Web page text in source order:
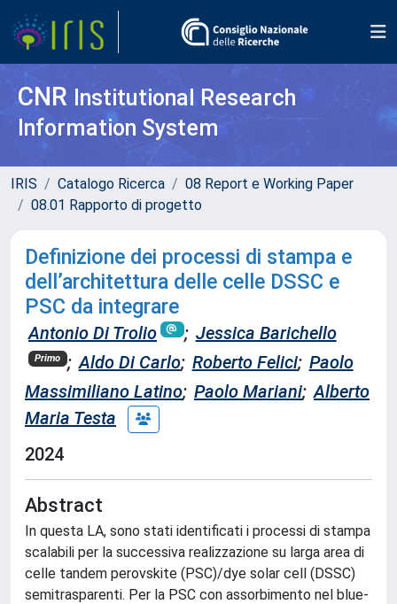
CNR Institutional Research
Information System
IRIS Catalogo Ricerca
08 Report e Working Paper
08.01 Rapporto di progetto
Definizione dei processi di stampa e
dell’architettura delle celle DSSC e
PSC da integrare
Antonio Di Trolio ; Jessica Barichello
Primo ; Aldo Di Carlo; Roberto Felici; Paolo
Massimiliano Latino; Paolo Mariani; Alberto
Maria Testa
2024
Abstract
In questa LA, sono stati identificati i processi di stampa
scalabili per la successiva realizzazione su larga area di
celle tandem perovskite (PSC)/dye solar cell (DSSC)
semitrasparenti. Per la PSC con assorbimento nel blue-